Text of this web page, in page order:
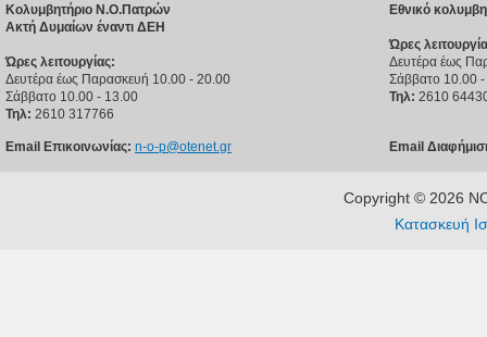
Κολυμβητήριο Ν.Ο.Πατρών
Ακτή Δυμαίων έναντι ΔΕΗ
Ώρες λειτουργίας:
Δευτέρα έως Παρασκευή 10.00 - 20.00
Σάββατο 10.00 - 13.00
Τηλ: 2610 317766
Email Επικοινωνίας: n-o-p@otenet.gr
Εθνικό
Ώρες
Δευτέρα έως
Σάββατο 10.00
Τηλ: 2610
Email
Copyright © 2026
Κατασκευή